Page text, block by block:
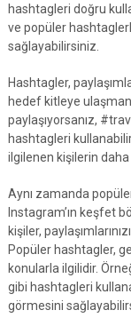
hashtagleri doğru
ve popüler
sağlayabilirsiniz.
Hashtagler,
hedef kitleye
paylaşıyorsanız,
hashtagleri
ilgilenen kişilerin
Aynı zamanda
Instagram’ın keşfet
kişiler,
Popüler hashtagler,
konularla ilgilidir.
gibi hashtagleri
görmesini